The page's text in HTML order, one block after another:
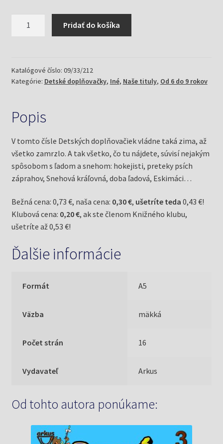
ľadové
(Mlčochová,
Pridať do košíka
Katalógové číslo: 09/33/212
Kategórie: Detské doplňovačky, Iné, Naše tituly, Od 6 do 9 rokov
Popis
V tomto čísle Detských doplňovačiek vládne taká zima, až
všetko zamrzlo. A tak všetko, čo tu nájdete, súvisí nejakým
spôsobom s ľadom a snehom: hokejisti, preteky psích
záprahov, Snehová kráľovná, doba ľadová, Eskimáci…
Bežná cena: 0,73 €, naša cena: 0,30 €, ušetríte teda 0,43 €!
Klubová cena: 0,20 €, ak ste členom Knižného klubu,
ušetríte až 0,53 €!
Ďalšie informácie
Formát A5
Väzba mäkká
Počet strán 16
Vydavateľ Arkus
Od tohto autora ponúkame: